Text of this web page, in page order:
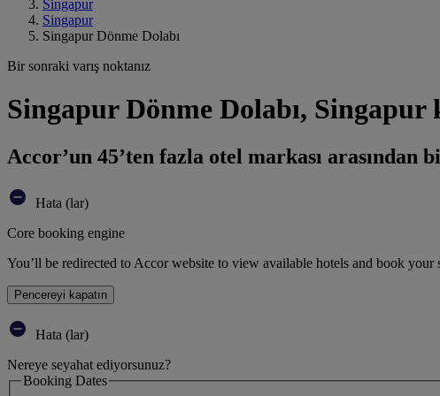
Singapur
Singapur
Singapur Dönme Dolabı
Bir sonraki varış noktanız
Singapur Dönme Dolabı,
Accor’un 45’ten fazla otel markası arasından
Hata (lar)
Core booking engine
You’ll be redirected to Accor website to view available hotels and book your
Pencereyi kapatın
Hata (lar)
Nereye seyahat ediyorsunuz?
Booking Dates